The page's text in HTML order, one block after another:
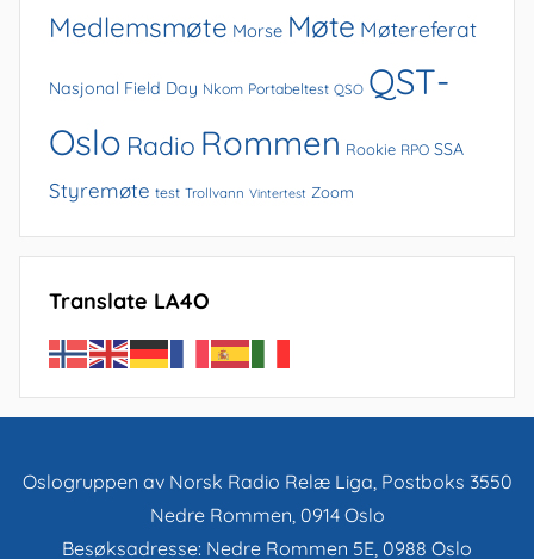
Medlemsmøte Morse Møte Møtereferat
Nasjonal Field Day Nkom Portabeltest QSO QST-
Oslo Radio Rommen Rookie RPO SSA
Styremøte test Trollvann Vintertest Zoom
Translate LA4O
Oslogruppen av Norsk Radio Relæ Liga, Postboks 3550
Nedre Rommen, 0914 Oslo
Besøksadresse: Nedre Rommen 5E, 0988 Oslo